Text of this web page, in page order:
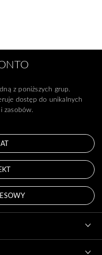
z poniższych grup.
dostęp do unikalnych
zasobów.